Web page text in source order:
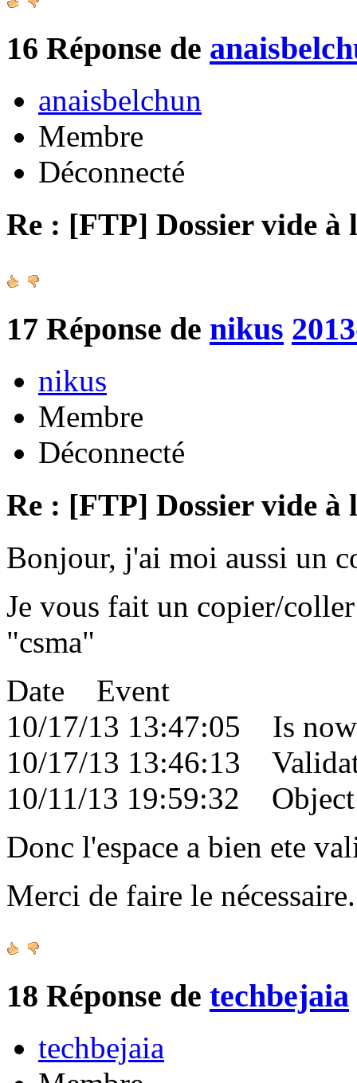
16 Réponse de
anaisbelchun
Membre
Déconnecté
Re : [FTP] Dossier vide à
17 Réponse de nikus
nikus
Membre
Déconnecté
Re : [FTP] Dossier vide à
Bonjour, j'ai moi aussi un
Je vous fait un copier/
"csma"
Date Event
10/17/13 13:47:05 Is
10/17/13 13:46:13
10/11/13 19:59:32
Donc l'espace a bien ete
Merci de faire le
18 Réponse de techbejaia
techbejaia